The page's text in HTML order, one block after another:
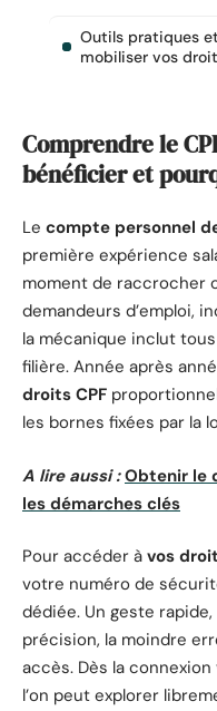
Outils pratiques
mobiliser vos
Comprendre le
bénéficier et
Le compte personnel
première expérience
moment de raccrocher
demandeurs d’emploi,
la mécanique inclut
filière. Année après
droits CPF
les bornes fixées par la
A lire aussi : Obtenir le
les démarches clés
Pour accéder à vos
votre numéro de
dédiée. Un geste
précision, la moindre
accès. Dès la
l’on peut explorer